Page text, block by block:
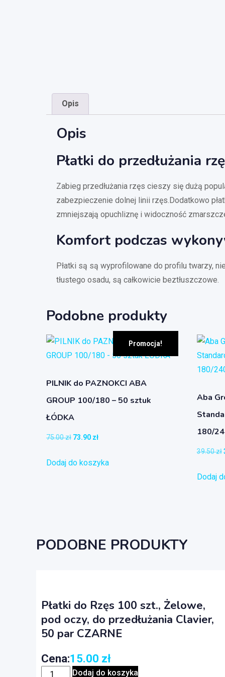
Opis
Opis
Płatki do przedłużania
Zabieg przedłużania rzęs cieszy się dużą
zabezpieczenie dolnej linii rzęs.Dodatkowo
zmniejszają opuchliznę i widoczność
Komfort podczas
Płatki są są wyprofilowane do profilu twarzy,
tłustego osadu, są całkowicie beztłuszczowe.
Podobne produkty
Promocja!
PILNIK do PAZNOKCI ABA
GROUP 100/180 – 50 sztuk
ŁÓDKA
75.00zł 73.90 zł
Dodaj do koszyka
Aba
180/
39.50zł
Dodaj
PODOBNE PRODUKTY
Płatki do Rzęs 100 szt., Żelowe,
pod oczy, do przedłużania Clavier,
50 par CZARNE
Cena:15.00 zł
Dodaj do koszyka